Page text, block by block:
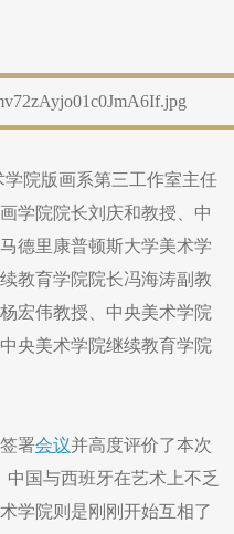
院版画系第三工作室主任
学院院长刘庆和教授、中
德里康普顿斯大学美术学
教育学院院长冯海涛副教
宏伟教授、中央美术学院
央美术学院继续教育学院
署会议并高度评价了本次
国与西班牙在艺术上不乏
学院则是刚刚开始互相了